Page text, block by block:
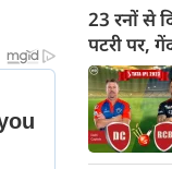
23 रनों से
पटरी पर,